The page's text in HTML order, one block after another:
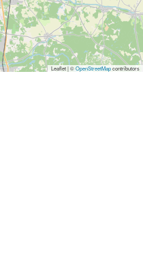
Leaflet | ©OpenStreetMapcontributors